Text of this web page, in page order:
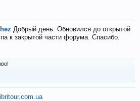
Добрый день. Обновился до открытой
к закрытой части форума. Спасибо.